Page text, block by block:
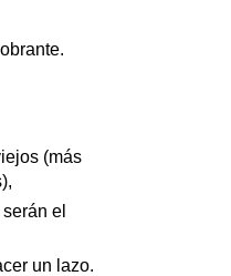
(más
el
un lazo.